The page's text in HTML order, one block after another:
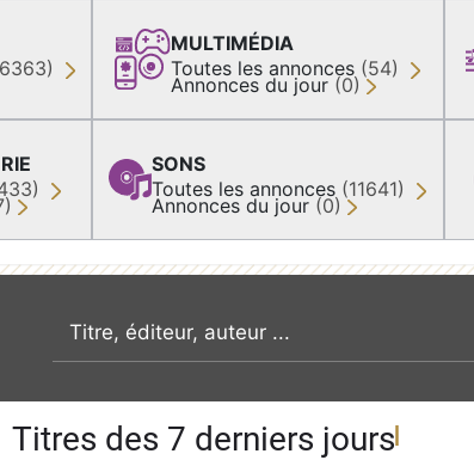
MULTIMÉDIA
Toutes les annonces (54)
Annonces du jour (0)
SONS
Toutes les annonces (11641)
Annonces du jour (0)
recherche par mot clé
Titres des 7 derniers jours